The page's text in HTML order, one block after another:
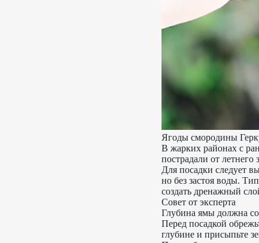
Ягоды смородины
В жарких районах с
пострадали от летнего
Для посадки следует
но без застоя воды.
создать дренажный
Совет от эксперта
Глубина ямы должна
Перед посадкой
глубине и присыпьте